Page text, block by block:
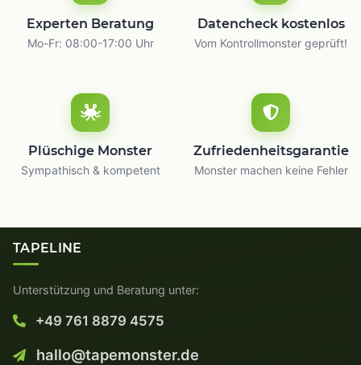
Experten Beratung
Mo-Fr: 08:00-17:00 Uhr
Datencheck kostenlos
Vom Kontrollmonster geprüft!
Plüschige Monster
Sympathisch & kompetent
Zufriedenheitsgarantie
Monster machen keine Fehler
TAPELINE
Unterstützung und Beratung unter:
+49 761 8879 4575
hallo@tapemonster.de